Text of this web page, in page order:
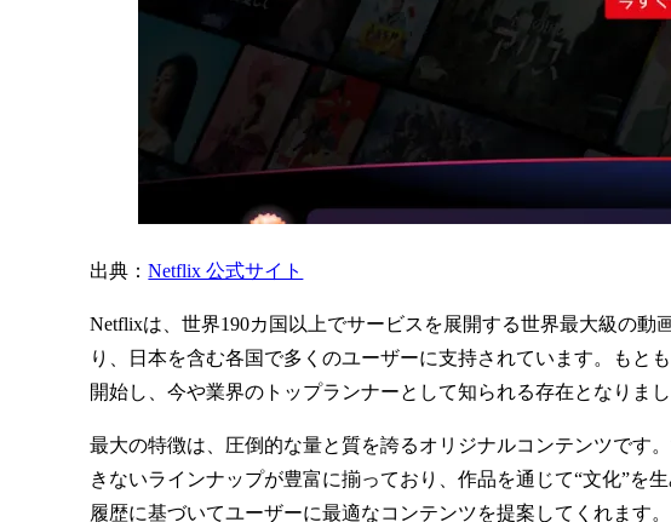
出典：Netflix 公式サイト
Netflixは、世界190カ国以上でサービスを展開する世界最大級の
り、日本を含む各国で多くのユーザーに支持されています。もと
開始し、今や業界のトップランナーとして知られる存在となりまし
最大の特徴は、圧倒的な量と質を誇るオリジナルコンテンツです
きないラインナップが豊富に揃っており、作品を通じて“文化”
履歴に基づいてユーザーに最適なコンテンツを提案してくれます